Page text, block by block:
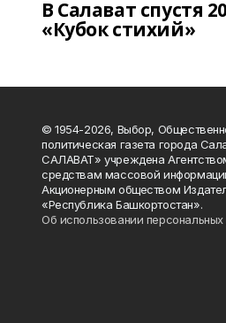
В Салават спустя
«Кубок стихий»
© 1954-2026, Выбор,
политическая газета города
САЛАВАТ» учреждена
средствам массовой
Акционерным обществом
«Республика Башкортостан».
Об использовании персональных